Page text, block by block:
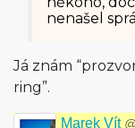
nenašel
Já znám
ring”.
Marek Vít